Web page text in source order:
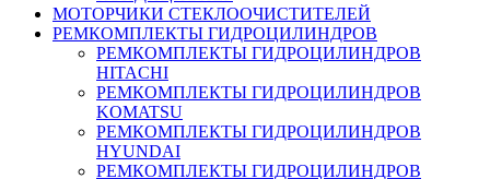
МОТОРЧИКИ СТЕКЛООЧИСТИТЕЛЕЙ
РЕМКОМПЛЕКТЫ ГИДРОЦИЛИНДРОВ
РЕМКОМПЛЕКТЫ ГИДРОЦИЛИНДРОВ
HITACHI
РЕМКОМПЛЕКТЫ ГИДРОЦИЛИНДРОВ
KOMATSU
РЕМКОМПЛЕКТЫ ГИДРОЦИЛИНДРОВ
HYUNDAI
РЕМКОМПЛЕКТЫ ГИДРОЦИЛИНДРОВ